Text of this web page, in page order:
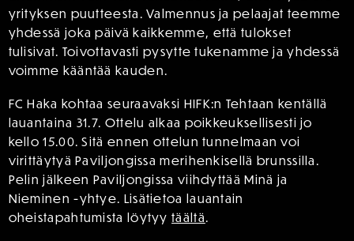
yrityksen puutteesta. Valmennus ja pelaajat teemme
yhdessä joka päivä kaikkemme, että tulokset
tulisivat. Toivottavasti pysytte tukenamme ja yhdessä
voimme kääntää kauden.
FC Haka kohtaa seuraavaksi HIFK:n Tehtaan kentällä
lauantaina 31.7. Ottelu alkaa poikkeuksellisesti jo
kello 15.00. Sitä ennen ottelun tunnelmaan voi
virittäytyä Paviljongissa merihenkisellä brunssilla.
Pelin jälkeen Paviljongissa viihdyttää Minä ja
Nieminen -yhtye. Lisätietoa lauantain
oheistapahtumista löytyytäältä.